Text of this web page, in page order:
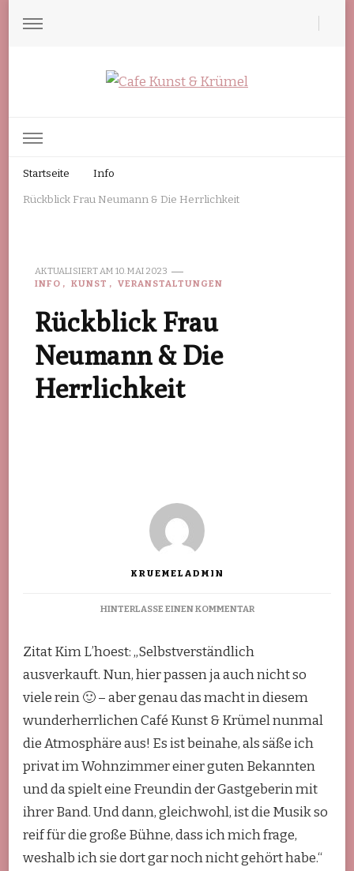
Startseite Info
Rückblick Frau Neumann & Die Herrlichkeit
AKTUALISIERT AM 10. MAI 2023
INFO
KUNST VERANSTALTUNGEN
Rückblick Frau
Neumann & Die
Herrlichkeit
KRUEMELADMIN
HINTERLASSE EINEN KOMMENTARZU
NEUMANN
HERRLICHKEIT
Zitat Kim L’hoest: „Selbstverständlich
ausverkauft. Nun, hier passen ja auch nicht so
viele rein 🙂 – aber genau das macht in diesem
wunderherrlichen Café Kunst & Krümelnunmal
die Atmosphäre aus! Es ist beinahe, als säße ich
privat im Wohnzimmer einer guten Bekannten
und da spielt eine Freundin der Gastgeberin mit
ihrer Band. Und dann, gleichwohl, ist die Musik so
reif für die große Bühne, dass ich mich frage,
weshalb ich sie dort gar noch nicht gehört habe.“